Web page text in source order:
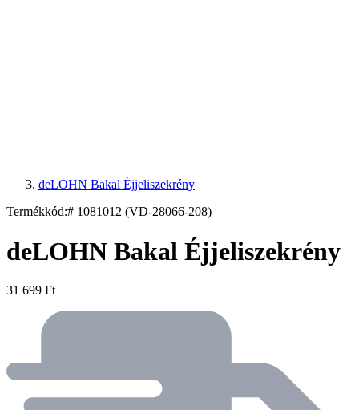
deLOHN Bakal Éjjeliszekrény
Termékkód:# 1081012 (VD-28066-208)
deLOHN Bakal Éjjeliszekrény
31 699 Ft